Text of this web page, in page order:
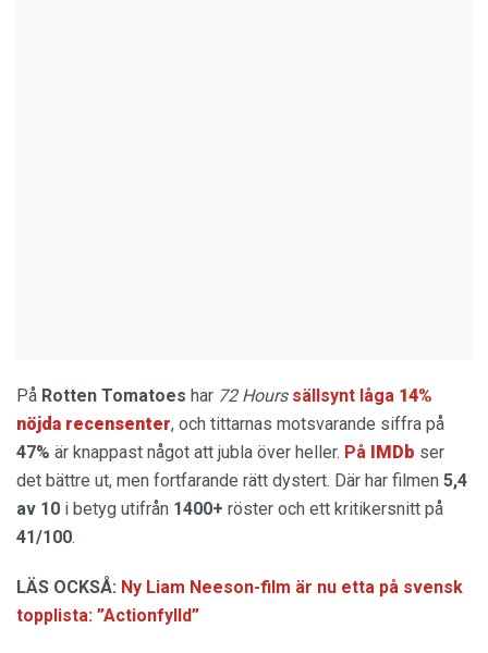
På Rotten Tomatoes har 72 Hours sällsynt låga 14%
nöjda recensenter, och tittarnas motsvarande siffra på
47% är knappast något att jubla över heller. På IMDb ser
det bättre ut, men fortfarande rätt dystert. Där har filmen 5,4
av 10 i betyg utifrån 1400+ röster och ett kritikersnitt på
41/100.
LÄS OCKSÅ: Ny Liam Neeson-film är nu etta på svensk
topplista: ”Actionfylld”